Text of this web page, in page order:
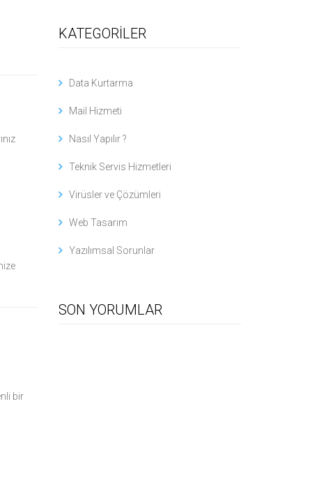
bir
KATEGORİLER
Data Kurtarma
Mail Hizmeti
Nasıl Yapılır ?
Teknik Servis Hizmetleri
Virüsler ve Çözümleri
Web Tasarım
Yazılımsal Sorunlar
SON YORUMLAR